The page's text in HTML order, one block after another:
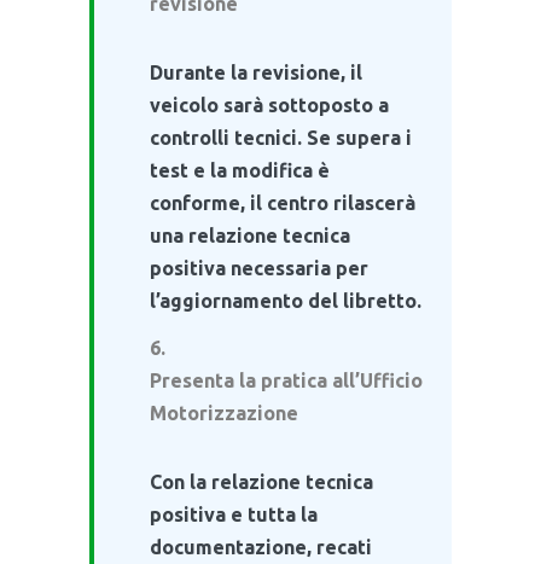
Durante la revisione, il
veicolo sarà sottoposto a
controlli tecnici. Se supera i
test e la modifica è
conforme, il centro rilascerà
una relazione tecnica
positiva necessaria per
l’aggiornamento del libretto.
Presenta la pratica all’Ufficio
Motorizzazione
Con la relazione tecnica
positiva e tutta la
documentazione, recati